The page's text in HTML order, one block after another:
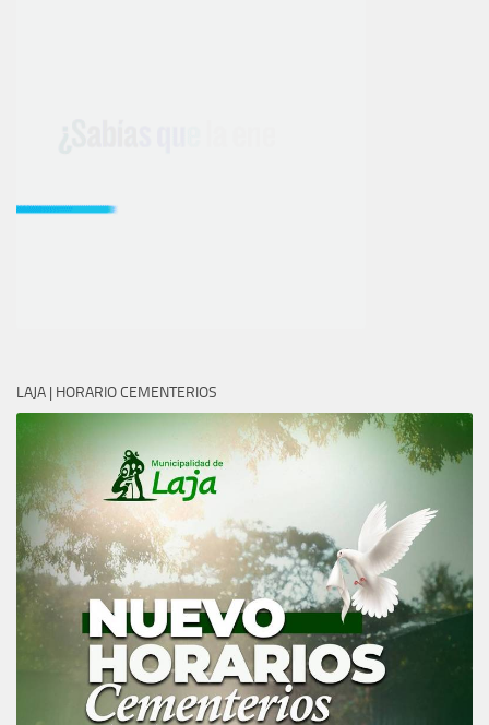
LAJA | HORARIO CEMENTERIOS